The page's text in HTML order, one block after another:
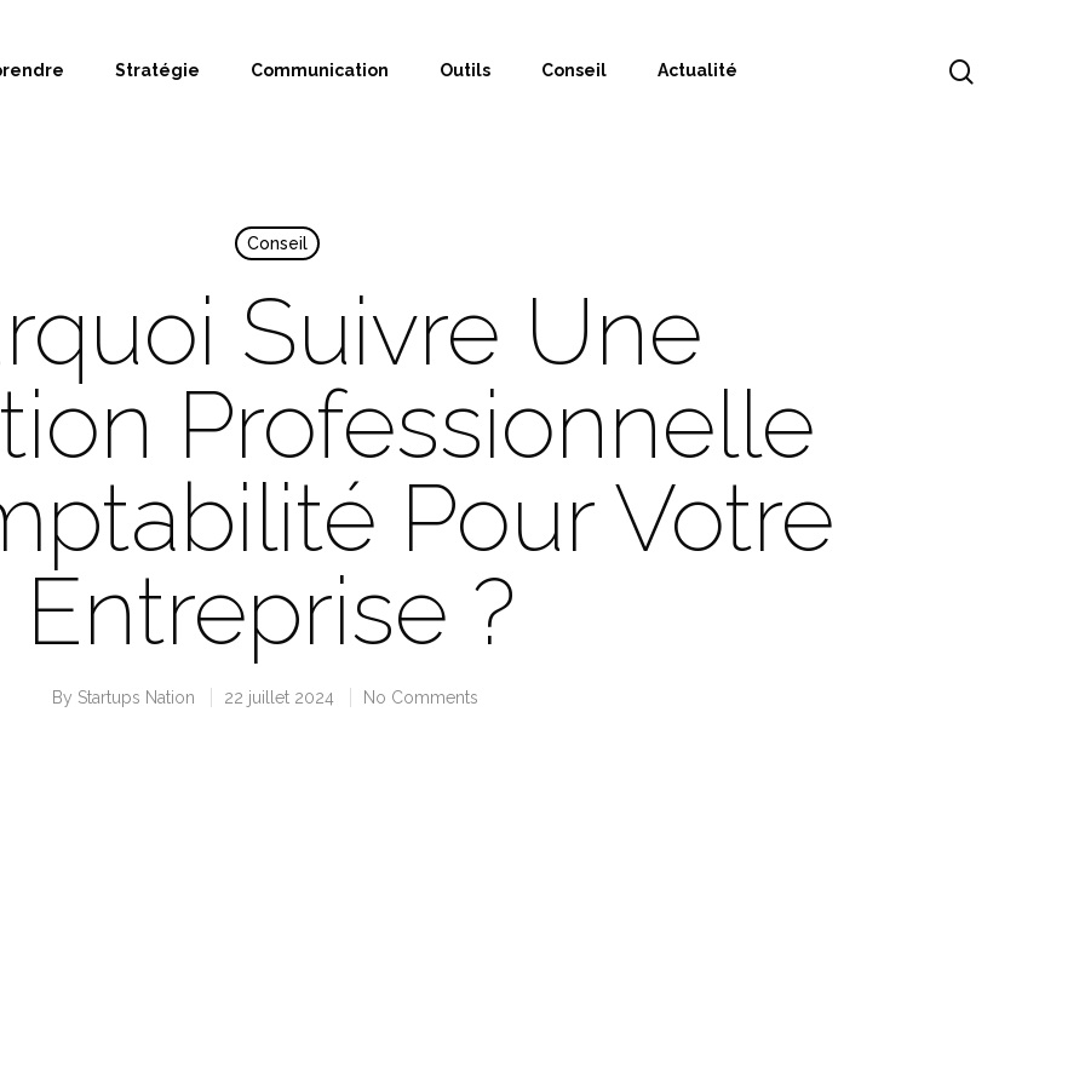
Stratégie Communication Outils Conseil Actualité
Conseil
Suivre Une
Professionnelle
Pour Votre
Entreprise ?
By Startups Nation 22 juillet 2024 No Comments